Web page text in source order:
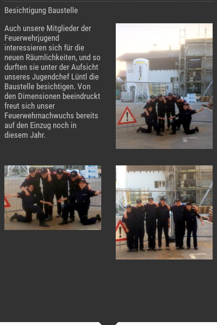
Besichtigung Baustelle
Auch unsere Mitglieder der
Feuerwehrjugend
interessieren sich für die
neuen Räumlichkeiten, und so
durften sie unter der Aufsicht
unseres Jugendchef Lüntl die
Baustelle besichtigen. Von
den Dimensionen beeindruckt
freut sich unser
Feuerwehrnachwuchs bereits
auf den Einzug noch in
diesem Jahr.